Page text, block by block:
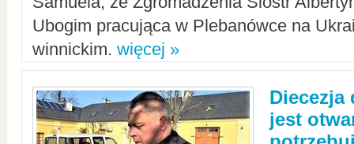
Ubogim pracująca w Plebanówce na
winnickim. więcej »
Diecezja
jest